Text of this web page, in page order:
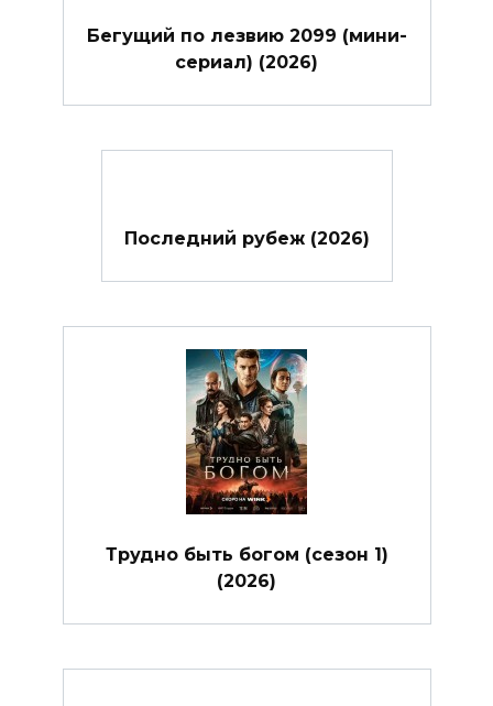
Бегущий по лезвию 2099 (мини-
сериал) (2026)
Последний рубеж (2026)
Трудно быть богом (сезон 1)
(2026)